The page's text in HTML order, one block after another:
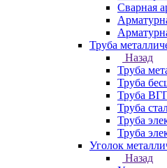
Сварная
Труба
Назад
Труба
Труба
Труба
Труба
Труба
Труба
Уголок
Назад